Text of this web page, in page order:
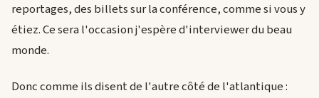
reportages, des billets sur la conférence, comme si vous y
étiez. Ce sera l'occasion j'espère d'interviewer du beau
monde.
Donc comme ils disent de l'autre côté de l'atlantique :